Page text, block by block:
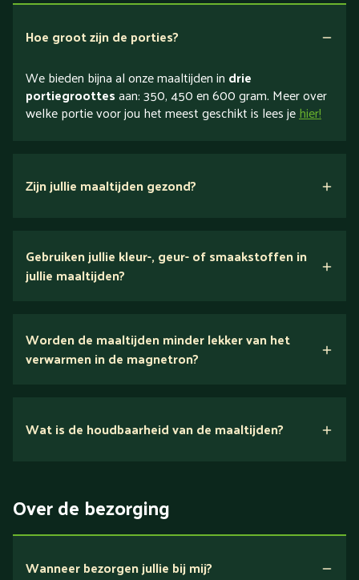
Hoe groot zijn de porties?
We bieden bijna al onze maaltijden in drie
portiegroottesaan: 350, 450 en 600 gram. Meer over
welke portie voor jou het meest geschikt is lees jehier!
Zijn jullie maaltijden gezond?
voedingsexperts
Verlaagd in koolhydraten
Verlaagd in zout
Gebruiken jullie kleur-, geur- of smaakstoffen in
jullie maaltijden?
Worden de maaltijden minder lekker van het
verwarmen in de magnetron?
Wat is de houdbaarheid van de maaltijden?
Over de bezorging
Wanneer bezorgen jullie bij mij?